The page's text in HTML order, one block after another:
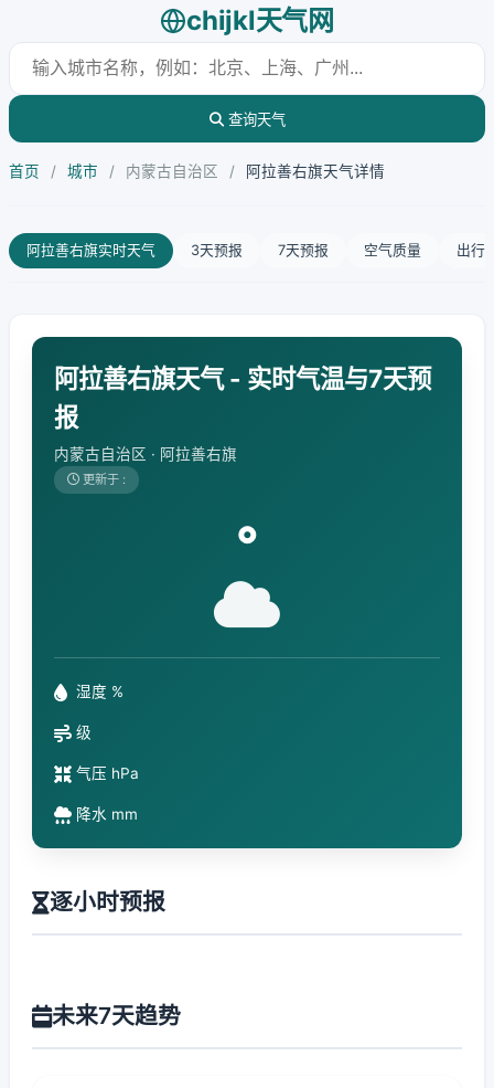
chijkl天气网
查询天气
首页 / 城市 / 内蒙古自治区 / 阿拉善右旗天气详情
阿拉善右旗实时天气 3天预报 7天预报 空气质量 出行
阿拉善右旗天气 - 实时气温与7天预
报
内蒙古自治区 · 阿拉善右旗
更新于 :
°
湿度 %
级
气压 hPa
降水 mm
逐小时预报
未来7天趋势